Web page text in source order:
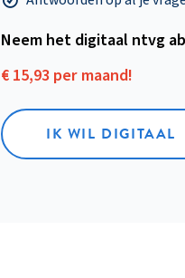
Neem het digitaal ntvg
€ 15,93 per maand!
IK WIL DIGITAAL